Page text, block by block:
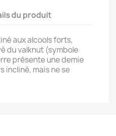
du produit
aux alcools forts,
du valknut (symbole
présente une demie
incliné, mais ne se